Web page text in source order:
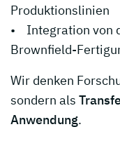
Produktionslinien
• Integration von
Brownfield-
Wir denken
sondern als
Anwendung.